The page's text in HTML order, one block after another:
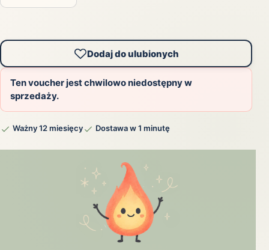
Dodaj do ulubionych
Ten voucher jest chwilowo niedostępny w
sprzedaży.
Ważny 12 miesięcy Dostawa w 1 minutę